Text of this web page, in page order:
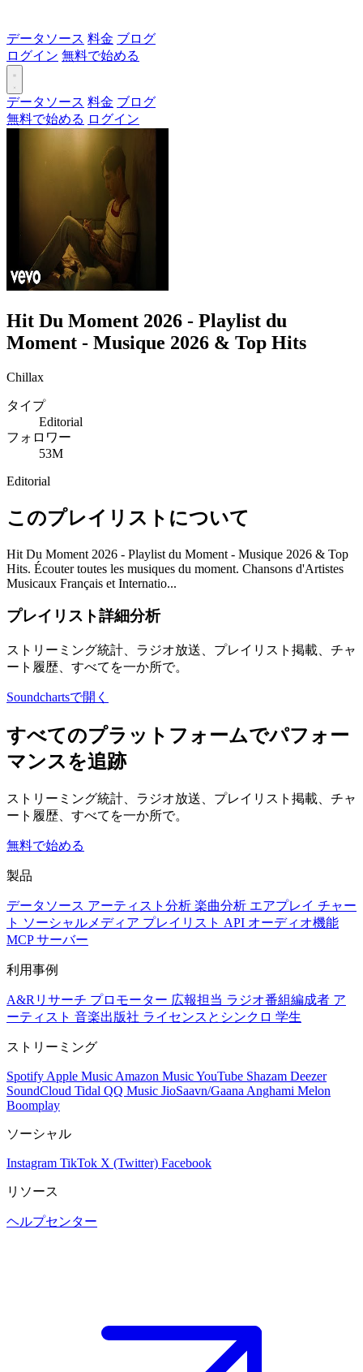
データソース 料金 ブログ
ログイン 無料で始める
データソース 料金 ブログ
無料で始める ログイン
Hit Du Moment 2026 - Playlist du
Moment - Musique 2026 & Top Hits
Chillax
タイプ
Editorial
フォロワー
53M
Editorial
このプレイリストについて
Hit Du Moment 2026 - Playlist du Moment - Musique 2026 & Top
Hits. Écouter toutes les musiques du moment. Chansons d'Artistes
Musicaux Français et Internatio...
プレイリスト詳細分析
ストリーミング統計、ラジオ放送、プレイリスト掲載、チャ
ート履歴、すべてを一か所で。
Soundchartsで開く
すべてのプラットフォームでパフォー
マンスを追跡
ストリーミング統計、ラジオ放送、プレイリスト掲載、チャ
ート履歴、すべてを一か所で。
無料で始める
製品
データソース アーティスト分析 楽曲分析 エアプレイ チャー
ト ソーシャルメディア プレイリスト API オーディオ機能
MCP サーバー
利用事例
A&Rリサーチ プロモーター 広報担当 ラジオ番組編成者 ア
ーティスト 音楽出版社 ライセンスとシンクロ 学生
ストリーミング
Spotify Apple Music Amazon MusicYouTube Shazam Deezer
SoundCloud Tidal QQ Music JioSaavn/Gaana Anghami Melon
Boomplay
ソーシャル
Instagram TikTok X (Twitter) Facebook
リソース
ヘルプセンター